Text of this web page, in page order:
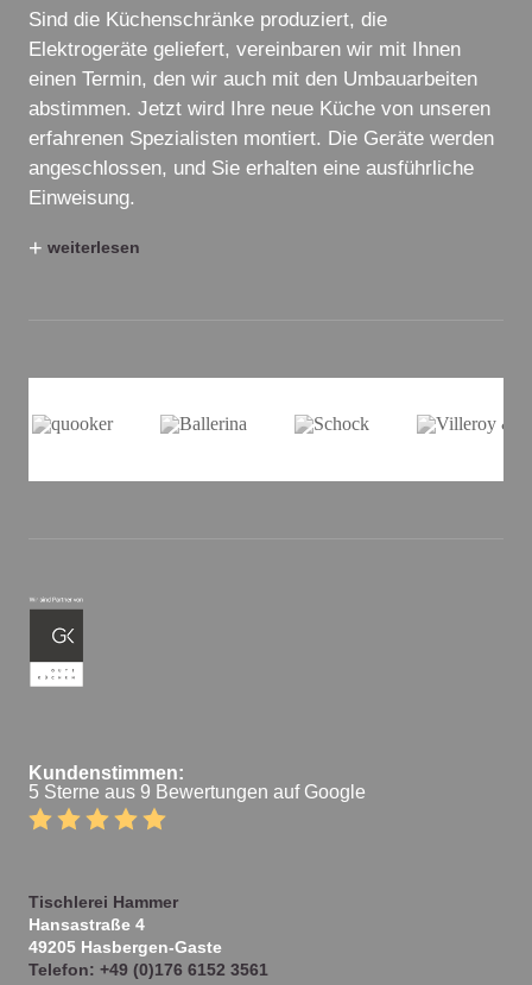
Sind die Küchenschränke produziert, die
Elektrogeräte geliefert, vereinbaren wir mit Ihnen
einen Termin, den wir auch mit den Umbauarbeiten
abstimmen. Jetzt wird Ihre neue Küche von unseren
erfahrenen Spezialisten montiert. Die Geräte werden
angeschlossen, und Sie erhalten eine ausführliche
Einweisung.
+ weiterlesen
Kundenstimmen:
5 Sterne aus 9 Bewertungen auf Google
Tischlerei Hammer
Hansastraße 4
49205 Hasbergen-Gaste
Telefon: +49 (0)176 6152 3561